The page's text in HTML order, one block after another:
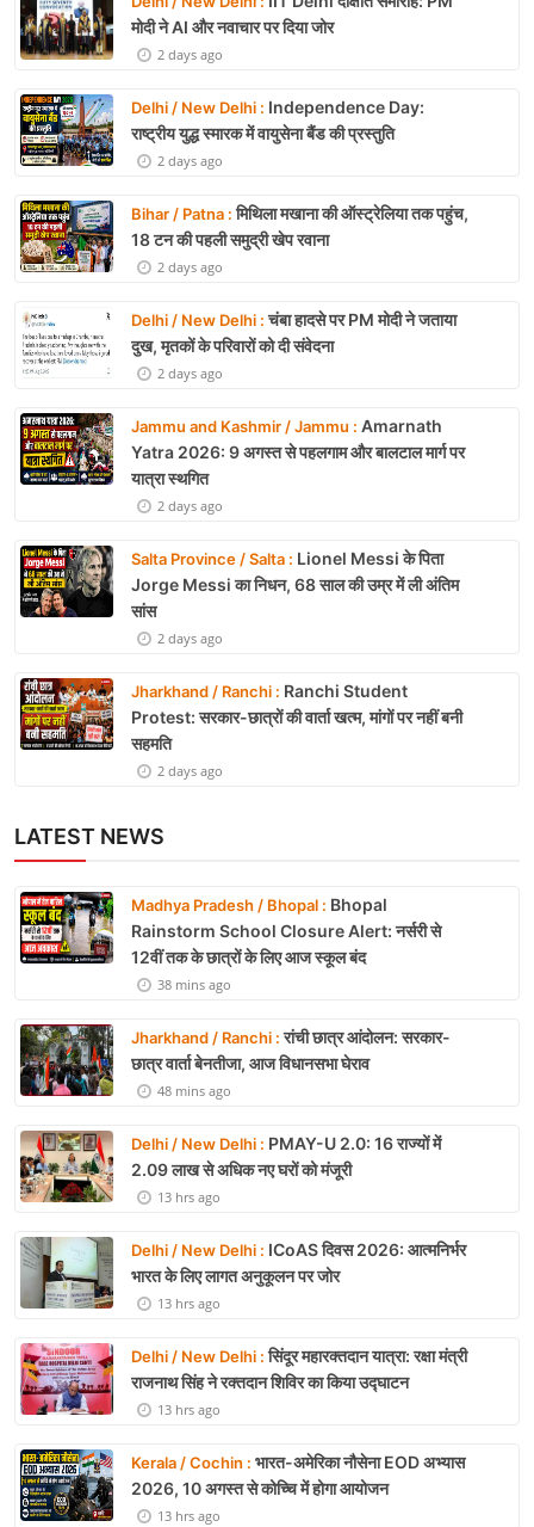
मोदी ने AI और नवाचार पर दिया जोर
2 days ago
Delhi / New Delhi : Independence Day:
राष्ट्रीय युद्ध स्मारक में वायुसेना बैंड की प्रस्तुति
2 days ago
Bihar / Patna :मिथिला मखाना की ऑस्ट्रेलिया तक पहुंच,
18 टन की पहली समुद्री खेप रवाना
2 days ago
Delhi / New Delhi :चंबा हादसे पर PM मोदी ने जताया
दुख, मृतकों के परिवारों को दी संवेदना
2 days ago
Jammu and Kashmir / Jammu : Amarnath
Yatra 2026: 9 अगस्त से पहलगाम और बालटाल मार्ग पर
यात्रा स्थगित
2 days ago
Salta Province / Salta : Lionel Messi के पिता
Jorge Messi का निधन, 68 साल की उम्र में ली अंतिम
सांस
2 days ago
Jharkhand / Ranchi : Ranchi Student
Protest: सरकार-छात्रों की वार्ता खत्म, मांगों पर नहीं बनी
सहमति
2 days ago
LATEST NEWS
Madhya Pradesh / Bhopal : Bhopal
Rainstorm School Closure Alert: नर्सरी से
12वीं तक के छात्रों के लिए आज स्कूल बंद
38 mins ago
Jharkhand / Ranchi :रांची छात्र आंदोलन: सरकार-
छात्र वार्ता बेनतीजा, आज विधानसभा घेराव
48 mins ago
Delhi / New Delhi : PMAY-U 2.0: 16 राज्यों में
2.09 लाख से अधिक नए घरों को मंजूरी
13 hrs ago
Delhi / New Delhi : ICoAS दिवस 2026: आत्मनिर्भर
भारत के लिए लागत अनुकूलन पर जोर
13 hrs ago
Delhi / New Delhi :सिंदूर महारक्तदान यात्रा: रक्षा मंत्री
राजनाथ सिंह ने रक्तदान शिविर का किया उद्घाटन
13 hrs ago
Kerala / Cochin : भारत-अमेरिका नौसेना EOD अभ्यास
2026, 10 अगस्त से कोच्चि में होगा आयोजन
13 hrs ago